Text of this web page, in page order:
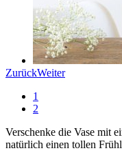
ZurückWeiter
1
2
Verschenke die Vase mit
natürlich einen tollen